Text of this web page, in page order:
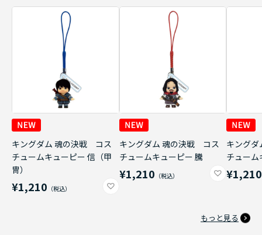
キングダム 魂の決戦 コス
チュームキューピー 信（甲
冑）
¥1,210
キングダム 魂の決戦 コス
チュームキューピー 騰
¥1,210
キング
チューム
¥1,210
もっと見る